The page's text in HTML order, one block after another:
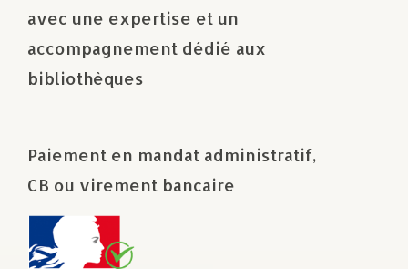
avec une expertise et un
accompagnement dédié aux
bibliothèques
Paiement en mandat administratif,
CB ou virement bancaire